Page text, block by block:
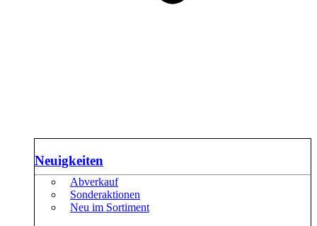
Neuigkeiten
Abverkauf
Sonderaktionen
Neu im Sortiment